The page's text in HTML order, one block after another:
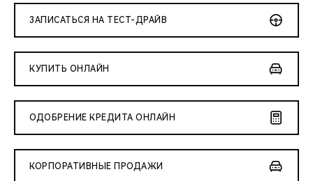
ЗАПИСАТЬСЯ НА ТЕСТ-ДРАЙВ
КУПИТЬ ОНЛАЙН
ОДОБРЕНИЕ КРЕДИТА ОНЛАЙН
КОРПОРАТИВНЫЕ ПРОДАЖИ